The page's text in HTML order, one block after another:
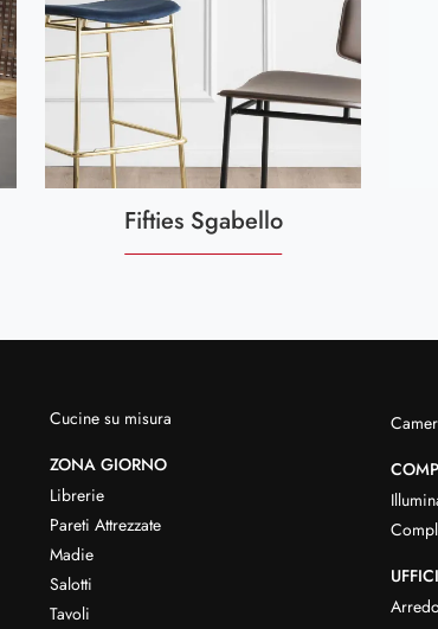
Fifties Sgabello
Cucine su misura
ZONA GIORNO
Librerie
Pareti Attrezzate
Madie
Salotti
Tavoli